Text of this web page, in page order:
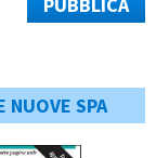
NUOVE SPA